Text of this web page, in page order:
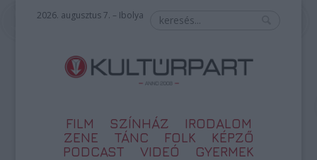
2026. augusztus 7. – Ibolya
FILM SZÍNHÁZ
IRODALOM
ZENE
TÁNC FOLK
KÉPZŐ
PODCAST
VIDEÓ GYERMEK